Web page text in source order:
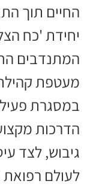
החיים תוך
יחידת 'כח
המתנדבים
מעטפת
במסגרת
הדרכות
גיבוש, לצד
לעולם